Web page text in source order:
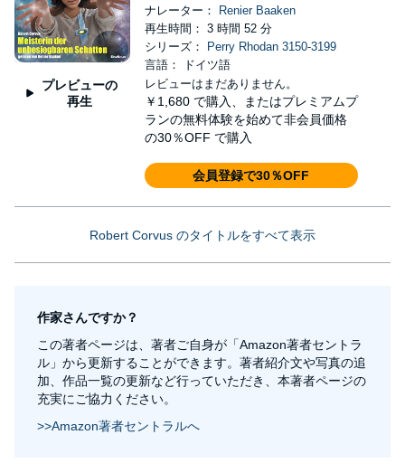
プレビューの
再生
ナレーター：
Renier Baaken
再生時間： 3 時間 52 分
シリーズ：
Perry Rhodan 3150-3199
言語： ドイツ語
レビューはまだありません。
￥1,680 で購入、またはプレミアムプ
ランの無料体験を始めて非会員価格
の30％OFF で購入
会員登録で30％OFF
Robert Corvus のタイトルをすべて表示
作家さんですか？
この著者ページは、著者ご自身が「Amazon著者セントラ
ル」から更新することができます。著者紹介文や写真の追
加、作品一覧の更新など行っていただき、本著者ページの
充実にご協力ください。
>>Amazon著者セントラルへ